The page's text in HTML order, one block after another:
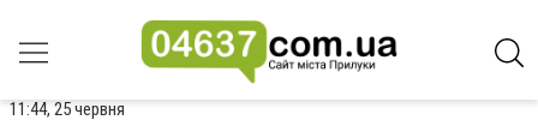
11:44, 25 червня